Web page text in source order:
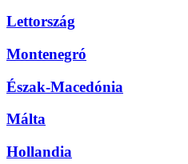
Lettország
Montenegró
Észak-Macedónia
Málta
Hollandia